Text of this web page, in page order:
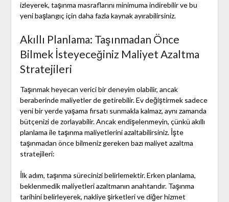
izleyerek, taşınma masraflarını minimuma indirebilir ve bu
yeni başlangıç için daha fazla kaynak ayırabilirsiniz.
Akıllı Planlama: Taşınmadan Önce
Bilmek İsteyeceğiniz Maliyet Azaltma
Stratejileri
Taşınmak heyecan verici bir deneyim olabilir, ancak
beraberinde maliyetler de getirebilir. Ev değiştirmek sadece
yeni bir yerde yaşama fırsatı sunmakla kalmaz, aynı zamanda
bütçenizi de zorlayabilir. Ancak endişelenmeyin, çünkü akıllı
planlama ile taşınma maliyetlerini azaltabilirsiniz. İşte
taşınmadan önce bilmeniz gereken bazı maliyet azaltma
stratejileri:
İlk adım, taşınma sürecinizi belirlemektir. Erken planlama,
beklenmedik maliyetleri azaltmanın anahtarıdır. Taşınma
tarihini belirleyerek, nakliye şirketleri ve diğer hizmet